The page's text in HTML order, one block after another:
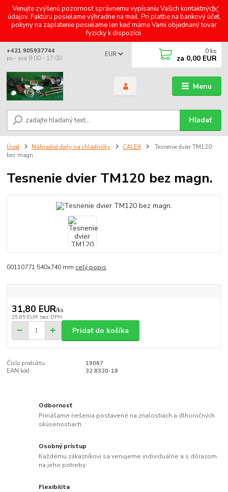
Venujte zvýšenú pozornosť správnemu vypísaniu Vašich kontaktných
údajov. Faktúru posielame výhradne na mail. Pri platbe na bankový účet,
pokyny na zaplatenie posielame len keď máme Vami objednaný tovar
fyzicky k dispozícii.
Menu
EUR
Hľadať
+421 905937744
po - pia 9:00 - 17:00
0 ks
za 0,00 EUR
Úvod Náhradné diely na chladničky CALEX
Tesnenie dvier TM120
bez magn.
Tesnenie dvier TM120 bez magn.
00110771 540x740 mm celý popis
31,80 EUR/ks
25,85 EUR bez DPH
Pridať do košíka
Číslo produktu:
19067
EAN kód:
32 8320-18
Odbornosť
Prinášame riešenia postavené na znalostiach a dlhoročných
skúsenostiach.
Osobný prístup
Každému zákazníkovi sa venujeme individuálne a s dôrazom
na jeho potreby.
Flexibilita